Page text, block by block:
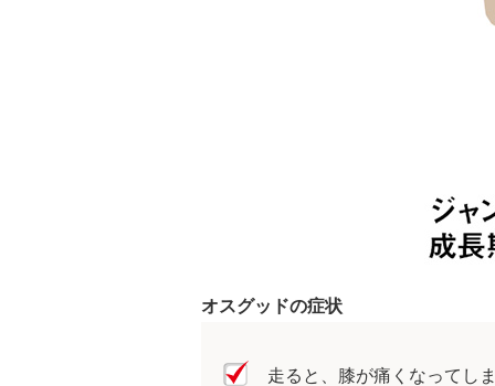
オスグッドの症状
走ると、膝が痛くなってし